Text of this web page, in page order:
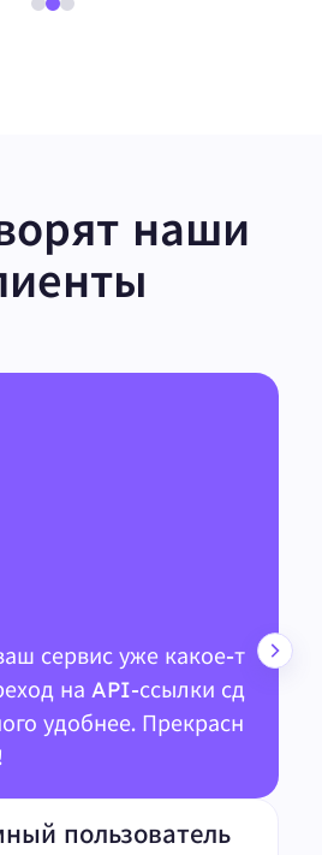
наши
сервис уже какое-т
на API-ссылки сд
удобнее. Прекрасн
пользователь